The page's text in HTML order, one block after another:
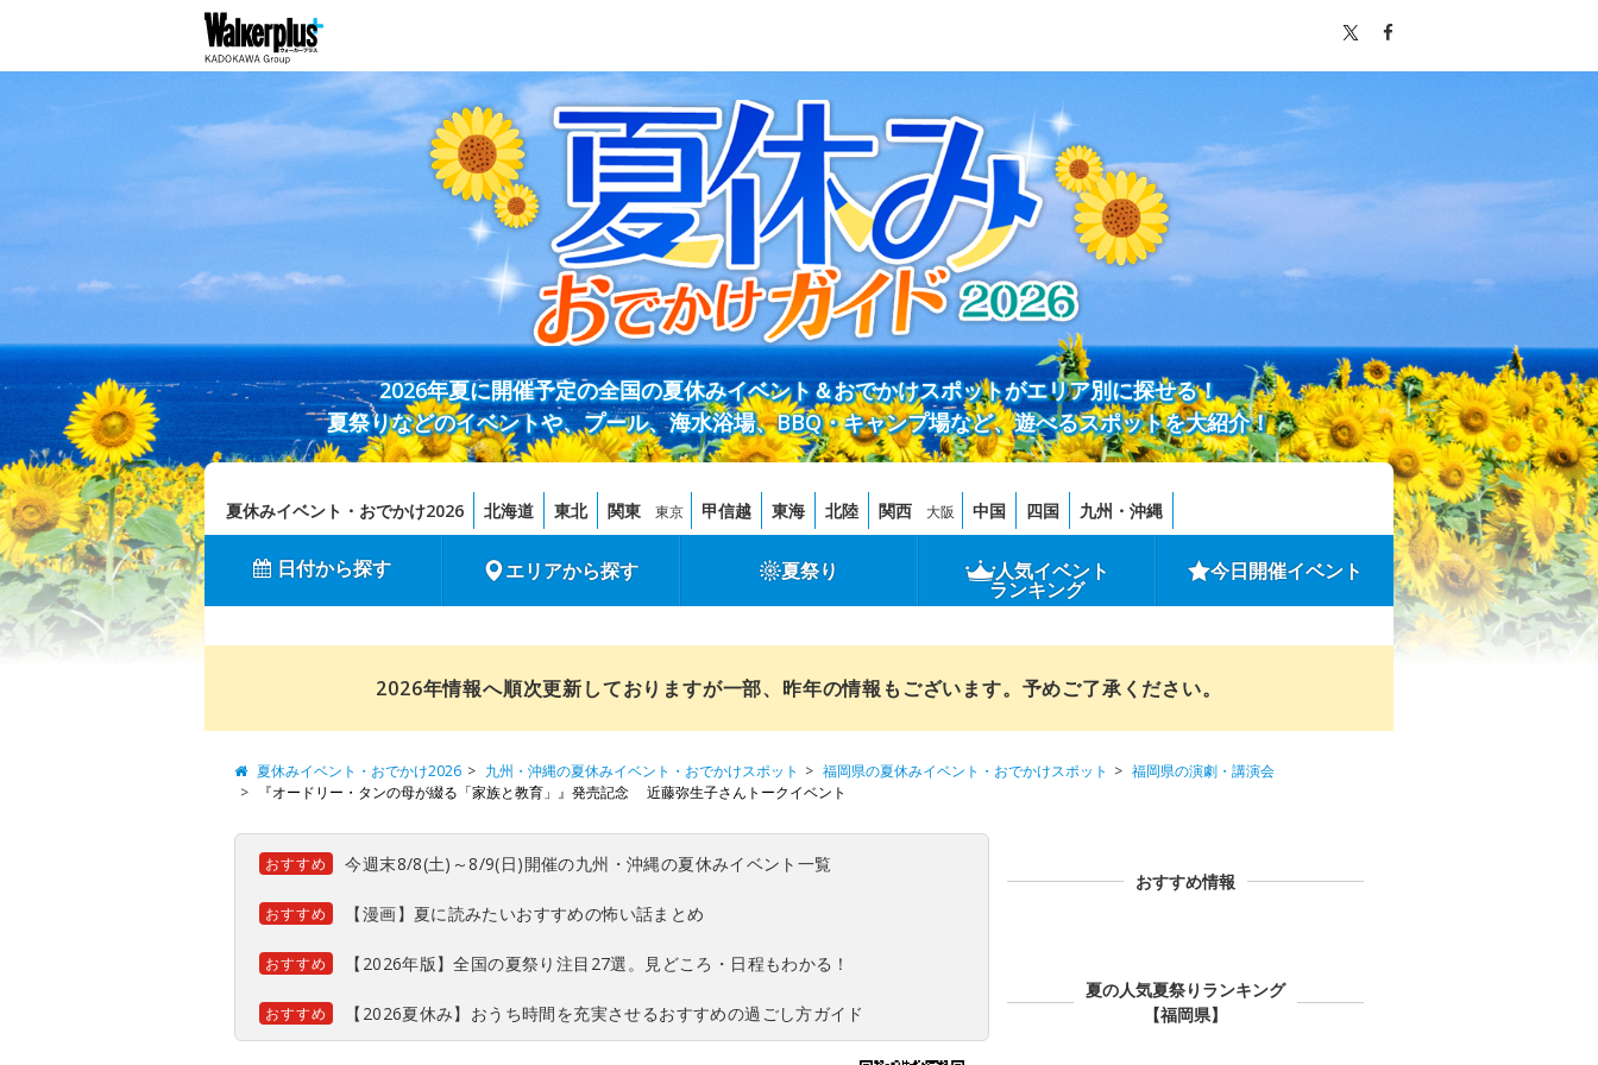
2026年夏に開催予定の全国の夏休みイベント＆おでかけスポットがエリア別に探せる！
夏祭りなどのイベントや、プール、海水浴場、BBQ・キャンプ場など、遊べるスポットを大紹介！
夏休みイベント・おでかけ2026 北海道 東北 関東 東京 甲信越 東海 北陸 関西 大阪 中国 四国 九州・沖縄
日付から探す エリアから探す 夏祭り 人気イベント
ランキング
今日開催イベント
2026年情報へ順次更新しておりますが一部、昨年の情報もございます。予めご了承ください。
夏休みイベント・おでかけ2026 九州・沖縄の夏休みイベント・おでかけスポット 福岡県の夏休みイベント・おでかけスポット
福岡県の演劇・講演会
『オードリー・タンの母が綴る「家族と教育」』発売記念 近藤弥生子さんトークイベント
おすすめ 今週末8/8(土)～8/9(日)開催の九州・沖縄の夏休みイベント一覧
おすすめ 【漫画】夏に読みたいおすすめの怖い話まとめ
おすすめ 【2026年版】全国の夏祭り注目27選。見どころ・日程もわかる！
おすすめ 【2026夏休み】おうち時間を充実させるおすすめの過ごし方ガイド
おすすめ情報
夏の人気夏祭りランキング
【福岡県】